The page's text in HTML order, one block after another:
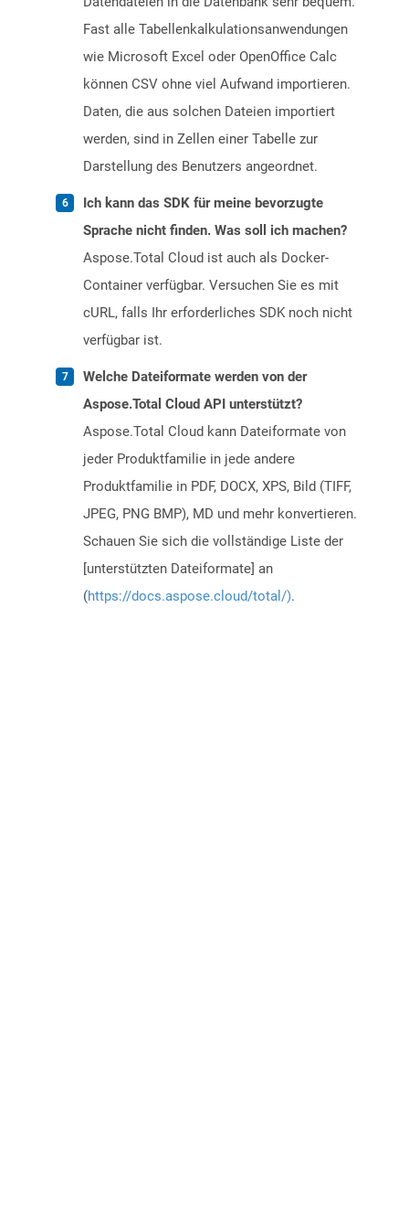
Fast alle Tabellenkalkulationsanwendungen
wie Microsoft Excel oder OpenOffice Calc
können CSV ohne viel Aufwand importieren.
Daten, die aus solchen Dateien importiert
werden, sind in Zellen einer Tabelle zur
Darstellung des Benutzers angeordnet.
Ich kann das SDK für meine bevorzugte
Sprache nicht finden. Was soll ich machen?
Aspose.Total Cloud ist auch als Docker-
Container verfügbar. Versuchen Sie es mit
cURL, falls Ihr erforderliches SDK noch nicht
verfügbar ist.
Welche Dateiformate werden von der
Aspose.Total Cloud API unterstützt?
Aspose.Total Cloud kann Dateiformate von
jeder Produktfamilie in jede andere
Produktfamilie in PDF, DOCX, XPS, Bild (TIFF,
JPEG, PNG BMP), MD und mehr konvertieren.
Schauen Sie sich die vollständige Liste der
[unterstützten Dateiformate] an
(https://docs.aspose.cloud/total/).